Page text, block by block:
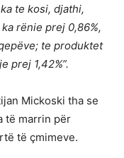
te kosi, djathi,
rënie prej 0,86%,
te produktet
prej 1,42%”.
Mickoski tha se
të marrin për
të çmimeve.